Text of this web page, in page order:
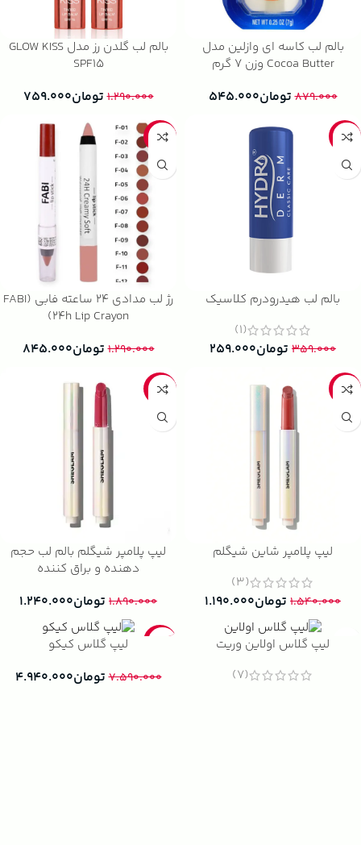
بالم لب کاسه ای وازلین مدل
Cocoa Butter وزن 7 گرم
۸۷۹.۰۰۰ تومان۵۴۵.۰۰۰
بالم لب گلدن رز مدل GLOW KISS
SPF15
۱.۲۹۰.۰۰۰ تومان۷۵۹.۰۰۰
-28%
بالم لب هیدرودرم کلاسیک
(1)
۳۵۹.۰۰۰ تومان۲۵۹.۰۰۰
-34%
رژ لب مدادی ۲۴ ساعته فابی (FABI
24h Lip Crayon)
۱.۲۹۰.۰۰۰ تومان۸۴۵.۰۰۰
-23%
لیپ پلامپر شاین شیگلم
(3)
۱.۵۴۰.۰۰۰ تومان۱.۱۹۰.۰۰۰
-34%
لیپ پلامپر شیگلم بالم لب حجم
دهنده و براق کننده
۱.۸۹۰.۰۰۰ تومان۱.۲۴۰.۰۰۰
لیپ گلاس اولاین وریت
(7)
لیپ گلاس کیکو
۷.۵۹۰.۰۰۰ تومان۴.۹۴۰.۰۰۰